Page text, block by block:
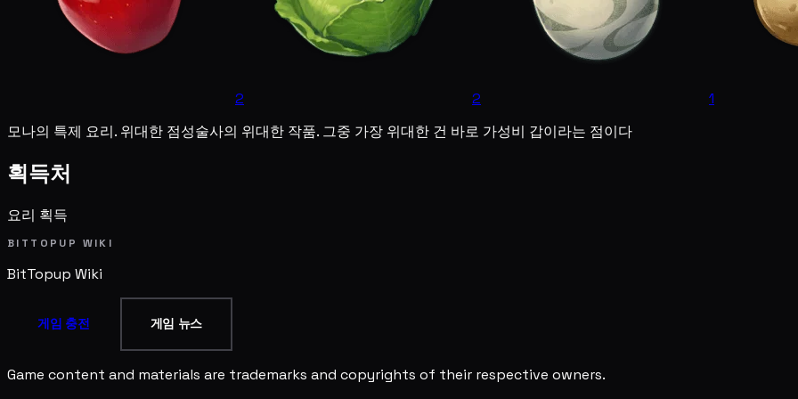
2 2
1
모나의 특제 요리. 위대한 점성술사의 위대한 작품. 그중 가장 위대한 건 바로 가성비 갑이라는 점이다
획득처
요리 획득
BITTOPUP WIKI
BitTopup Wiki
게임 충전 게임 뉴스
Game content and materials are trademarks and copyrights of their respective owners.